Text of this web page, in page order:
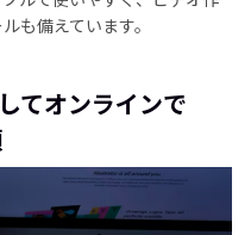
も備えています。
てオンラインで